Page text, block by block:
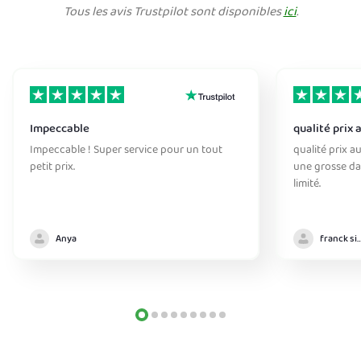
Tous les avis Trustpilot sont disponiblesici.
Impeccable
Impeccable ! Super service pour un tout
petit prix.
Anya
qualité prix
qualité prix
une grosse
limité.
franck simon